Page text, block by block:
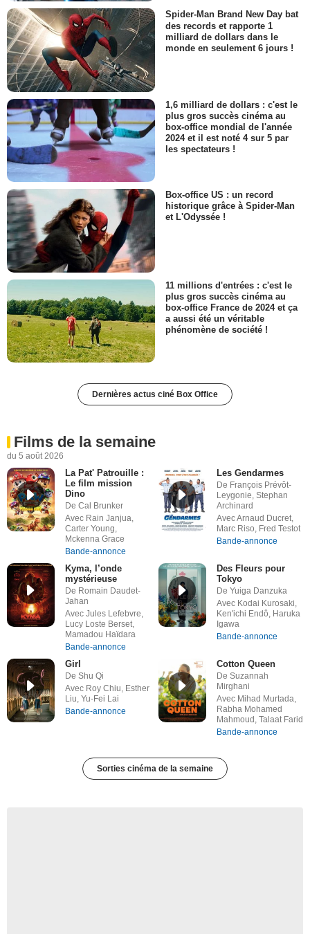
Spider-Man Brand New Day bat
des records et rapporte 1
milliard de dollars dans le
monde en seulement 6 jours !
1,6 milliard de dollars : c'est le
plus gros succès cinéma au
box-office mondial de l'année
2024 et il est noté 4 sur 5 par
les spectateurs !
Box-office US : un record
historique grâce à Spider-Man
et L'Odyssée !
11 millions d'entrées : c'est le
plus gros succès cinéma au
box-office France de 2024 et ça
a aussi été un véritable
phénomène de société !
Dernières actus ciné Box Office
Films de la semaine
du 5 août 2026
La Pat' Patrouille :
Le film mission
Dino
De Cal Brunker
Avec Rain Janjua,
Carter Young,
Mckenna Grace
Bande-annonce
Les Gendarmes
De François Prévôt-
Leygonie, Stephan
Archinard
Avec Arnaud Ducret,
Marc Riso, Fred Testot
Bande-annonce
Kyma, l’onde
mystérieuse
De Romain Daudet-
Jahan
Avec Jules Lefebvre,
Lucy Loste Berset,
Mamadou Haïdara
Bande-annonce
Des Fleurs pour
Tokyo
De Yuiga Danzuka
Avec Kodai Kurosaki,
Ken'ichi Endô, Haruka
Igawa
Bande-annonce
Girl
De Shu Qi
Avec Roy Chiu, Esther
Liu, Yu-Fei Lai
Bande-annonce
Cotton Queen
De Suzannah
Mirghani
Avec Mihad Murtada,
Rabha Mohamed
Mahmoud, Talaat Farid
Bande-annonce
Sorties cinéma de la semaine